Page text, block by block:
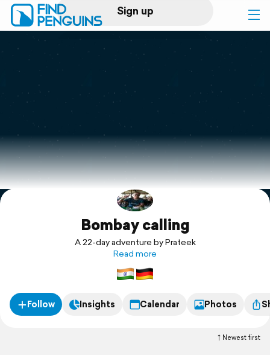
Sign up
Log in
Print a book
Flyover video
Explore
SupportBombay calling
A 22-day adventure by Prateek
Read more
Follow Insights Calendar Photos
Newest first